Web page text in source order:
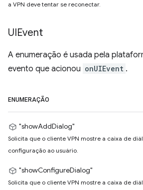
a VPN deve tentar se reconectar.
UIEvent
A enumeração é usada pela
evento que acionou onUIEvent .
ENUMERAÇÃO
"showAddDialog"
Solicita que o cliente VPN mostre a caixa de
configuração ao usuário.
"showConfigureDialog"
Solicita que o cliente VPN mostre a caixa de